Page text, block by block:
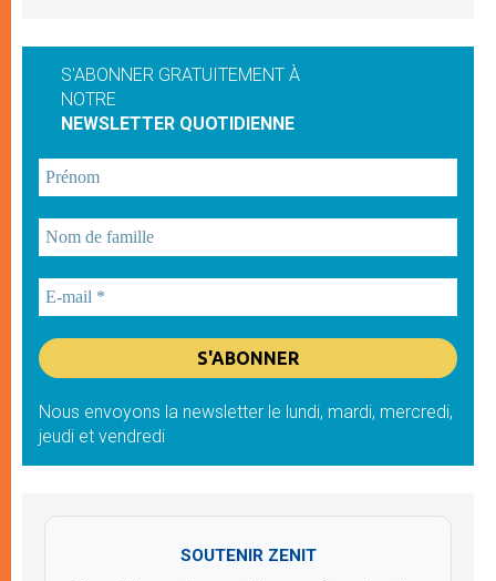
S'ABONNER GRATUITEMENT À
NOTRE
NEWSLETTER QUOTIDIENNE
Nous envoyons la newsletter le lundi, mardi, mercredi,
jeudi et vendredi
SOUTENIR ZENIT